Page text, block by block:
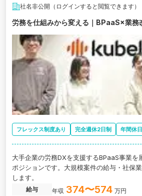
社名非公開（ログインすると閲覧できます）
労務を仕組みから変える｜BPaaS×業務
フレックス制度あり 完全週休2日制 年間休
大手企業の労務DXを支援するBPaaS事業を
ポジションです。大規模案件の給与・社保
します。
給与 年収 374〜574 万円